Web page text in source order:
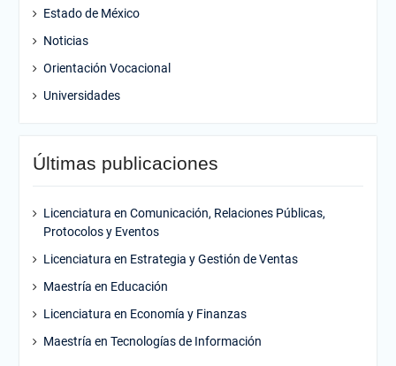
Estado de México
Noticias
Orientación Vocacional
Universidades
Últimas publicaciones
Licenciatura en Comunicación, Relaciones Públicas,
Protocolos y Eventos
Licenciatura en Estrategia y Gestión de Ventas
Maestría en Educación
Licenciatura en Economía y Finanzas
Maestría en Tecnologías de Información